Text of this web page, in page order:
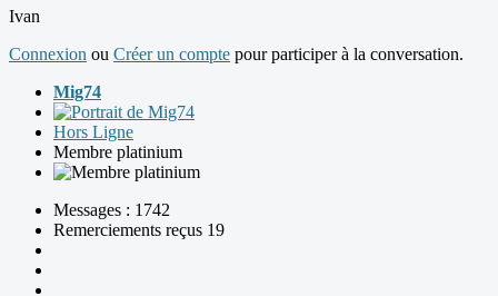
Ivan
Connexion ou Créer un compte pour participer à la conversation.
Mig74
Hors Ligne
Membre platinium
Messages : 1742
Remerciements reçus 19